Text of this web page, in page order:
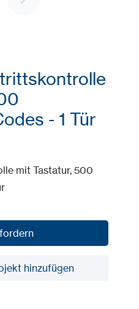
- 1 Tür
mit Tastatur, 500
hinzufügen